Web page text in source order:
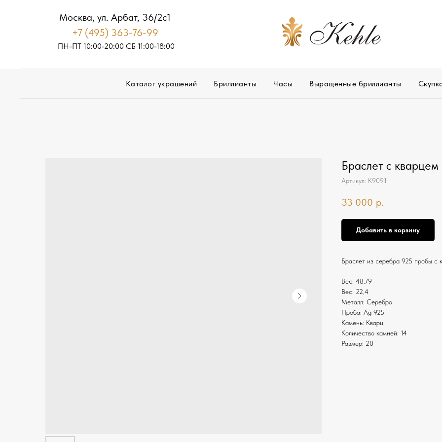
Москва, ул. Арбат, 36/2с1
+7 (495) 363-76-99
ПН-ПТ 10:00-20:00 СБ 11:00-18:00
Каталог украшений Бриллианты Часы Выращенные бриллианты
Браслет с кварцем
Артикул: К9091
33 000 р.
Добавить в корзину
Браслет из серебра 925 пробы с
Вес: 48.79
Вес: 22,4
Металл: Серебро
Проба: Ag 925
Камень: Кварц
Количество камней: 14
Размер: 20